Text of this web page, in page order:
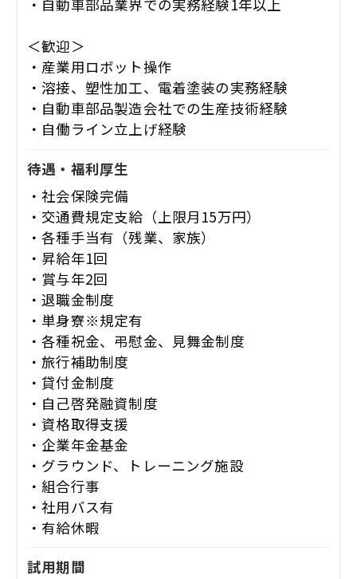
・自動車部品業界での実務経験1年以上
＜歓迎＞
・産業用ロボット操作
・溶接、塑性加工、電着塗装の実務経験
・自動車部品製造会社での生産技術経験
・自働ライン立上げ経験
待遇・福利厚生
・社会保険完備
・交通費規定支給（上限月15万円）
・各種手当有（残業、家族）
・昇給年1回
・賞与年2回
・退職金制度
・単身寮※規定有
・各種祝金、弔慰金、見舞金制度
・旅行補助制度
・貸付金制度
・自己啓発融資制度
・資格取得支援
・企業年金基金
・グラウンド、トレーニング施設
・組合行事
・社用バス有
・有給休暇
試用期間